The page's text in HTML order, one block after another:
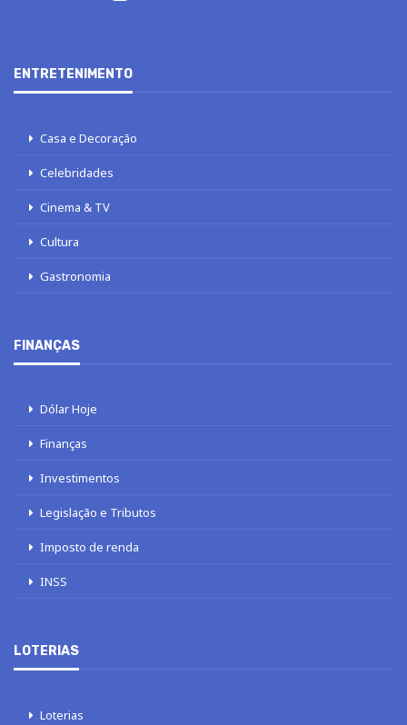
ENTRETENIMENTO
Casa e Decoração
Celebridades
Cinema & TV
Cultura
Gastronomia
FINANÇAS
Dólar Hoje
Finanças
Investimentos
Legislação e Tributos
Imposto de renda
INSS
LOTERIAS
Loterias